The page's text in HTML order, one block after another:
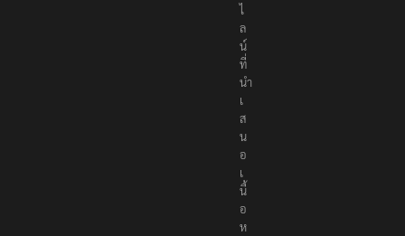
ไ
ล
น์
ที่
นำ
เ
ส
น
อ
เ
นื้
อ
ห